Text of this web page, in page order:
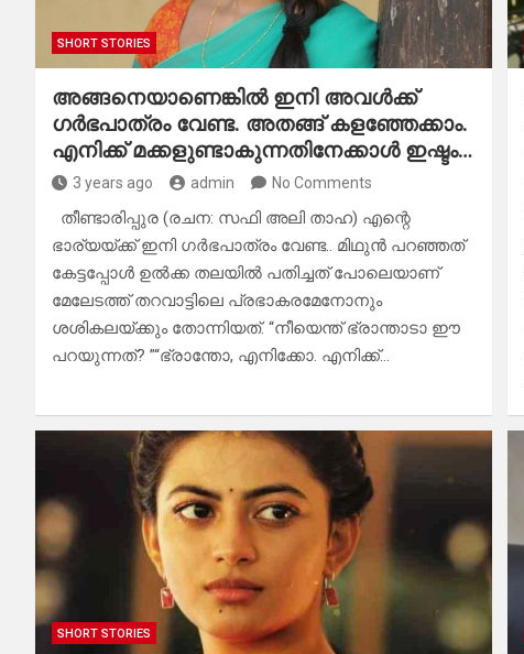
SHORT STORIES
അങ്ങനെയാണെങ്കിൽ ഇനി അവൾക്ക്
ഗർഭപാത്രം വേണ്ട. അതങ്ങ് കളഞ്ഞേക്കാം.
എനിക്ക് മക്കളുണ്ടാകുന്നതിനേക്കാൾ ഇഷ്ടം…
3 years ago admin No Comments
തീണ്ടാരിപ്പുര (രചന: സഫി അലി താഹ) എന്റെ
ഭാര്യയ്ക്ക് ഇനി ഗർഭപാത്രം വേണ്ട.. മിഥുൻ പറഞ്ഞത്
കേട്ടപ്പോൾ ഉൽക്ക തലയിൽ പതിച്ചത് പോലെയാണ്
മേലേടത്ത് തറവാട്ടിലെ പ്രഭാകരമേനോനും
ശശികലയ്ക്കും തോന്നിയത്. “നീയെന്ത് ഭ്രാന്താടാ ഈ
പറയുന്നത്? ”“ഭ്രാന്തോ, എനിക്കോ. എനിക്ക്…
SHORT STORIES